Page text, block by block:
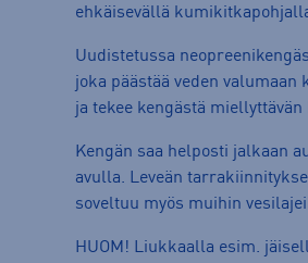
ehkäisevällä
Uudistetussa
joka päästää veden
ja tekee kengästä miellyttävän
Kengän saa helposti jalkaan
avulla. Leveän
soveltuu myös muihin
HUOM! Liukkaalla esim.